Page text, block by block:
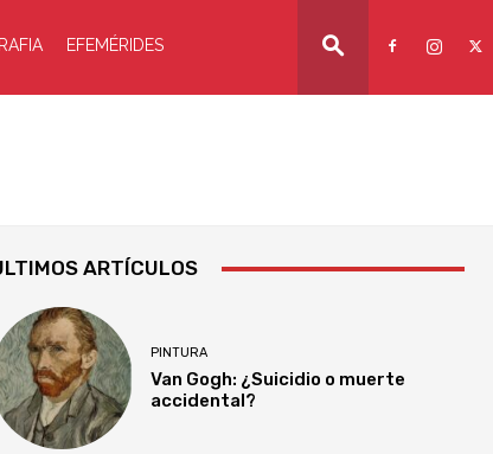
EFEMÉRIDES
ARTÍCULOS
PINTURA
Van Gogh: ¿Suicidio o muerte
accidental?